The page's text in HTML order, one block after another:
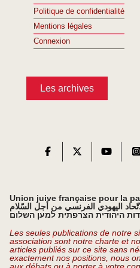
Politique de confidentialité
Mentions légales
Connexion
Les archives
Union juive française pour la
اليهودي الفرنسي من أجل السّلام
היהודית הצרפתית למען השלום
Les seules publications de notre
association sont notre charte et
articles publiés sur ce site sans
exactement nos positions, nous